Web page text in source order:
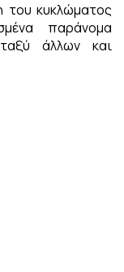
του κυκλώματος
παράνομα
άλλων και